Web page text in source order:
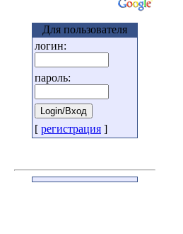
Для пользователя
логин:
пароль:
[ регистрация ]